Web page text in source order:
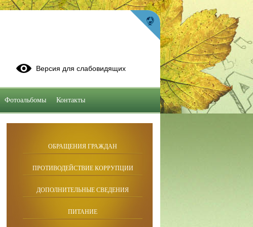
ОБРАЩЕНИЯ ГРАЖДАН
ПРОТИВОДЕЙСТВИЕ КОРРУПЦИИ
ДОПОЛНИТЕЛЬНЫЕ СВЕДЕНИЯ
ПИТАНИЕ
Версия для слабовидящих
Фотоальбомы Контакты